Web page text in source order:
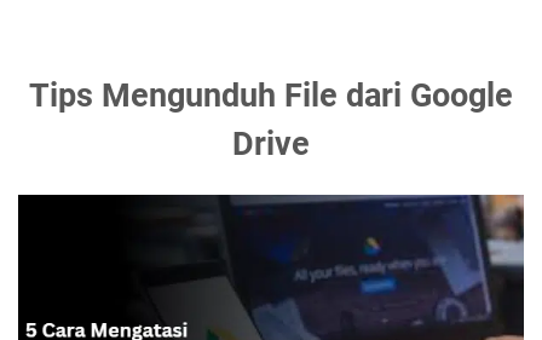
Tips Mengunduh File dari Google
Drive